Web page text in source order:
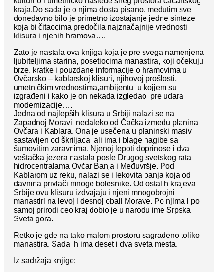
kraja.Do sada je o njima dosta pisano, međutim sve
donedavno bilo je primetno izostajanje jedne sinteze
koja bi čitaocima predočila najznačajnije vrednosti
klisura i njenih hramova….
Zato je nastala ova knjiga koja je pre svega namenjena
ljubiteljima starina, posetiocima manastira, koji očekuju
brze, kratke i pouzdane informacije o hramovima u
Ovčarsko – kablarskoj klisuri, njihovoj prošlosti,
umetničkim vrednostima,ambijentu u kojjem su
izgrađeni i kako je on nekada izgledao pre udara
modernizacije….
Jedna od najlepših klisura u Srbiji nalazi se na
Zapadnoj Moravi, nedaleko od Čačka između planina
Ovčara i Kablara. Ona je usečena u planinski masiv
sastavljen od škriljaca, ali ima i blage nagibe sa
šumovitim zaravnima. Njenoj lepoti doprinose i dva
veštačka jezera nastala posle Drugog svetskog rata
hidrocentralama Ovčar Banja i Međuvršje. Pod
Kablarom uz reku, nalazi se i lekovita banja koja od
davnina privlači mnoge bolesnike. Od ostalih krajeva
Srbije ovu klisuru izdvajaju i njeni mnogobrojni
manastiri na levoj i desnoj obali Morave. Po njima i po
samoj prirodi ceo kraj dobio je u narodu ime Srpska
Sveta gora.
Retko je gde na tako malom prostoru sagrađeno toliko
manastira. Sada ih ima deset i dva sveta mesta.
Iz sadržaja knjige: